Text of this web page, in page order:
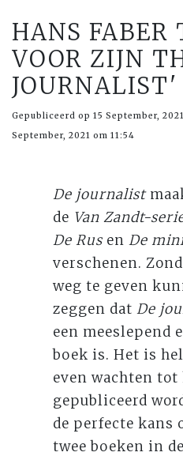
HANS FABER
VOOR ZIJN
JOURNALIST'
Gepubliceerd op 15 September,
September, 2021 om 11:54
De journalist
de Van Zandt-
De Rus enDe
verschenen.
weg te geven
zeggen datDe
een meeslepend
boek is. Het is
even wachten tot
gepubliceerd
de perfecte kans
twee boeken in